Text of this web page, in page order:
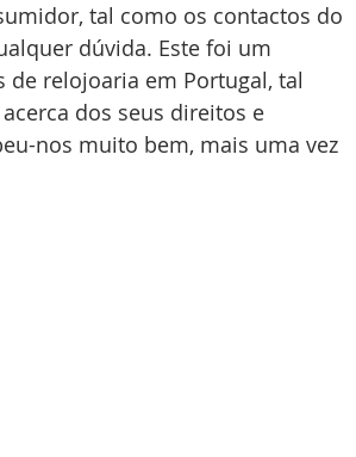
tal como os contactos do
dúvida. Este foi um
de relojoaria em Portugal, tal
dos seus direitos e
nos muito bem, mais uma vez